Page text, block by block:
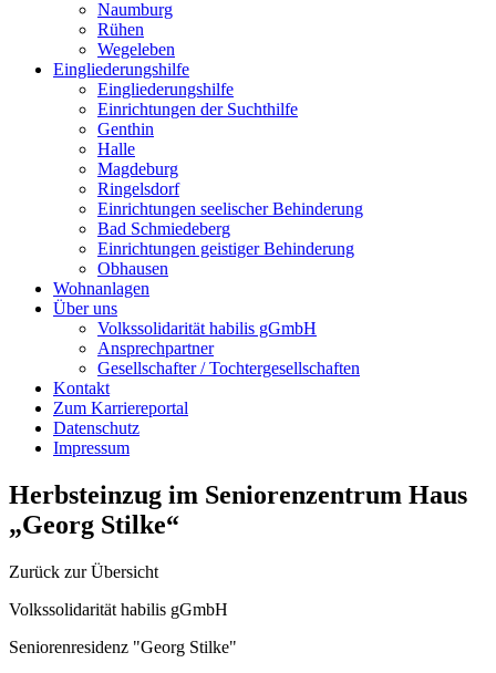
Naumburg
Rühen
Wegeleben
Eingliederungshilfe
Eingliederungshilfe
Einrichtungen der Suchthilfe
Genthin
Halle
Magdeburg
Ringelsdorf
Einrichtungen seelischer Behinderung
Bad Schmiedeberg
Einrichtungen geistiger Behinderung
Obhausen
Wohnanlagen
Über uns
Volkssolidarität habilis gGmbH
Ansprechpartner
Gesellschafter / Tochtergesellschaften
Kontakt
Zum Karriereportal
Datenschutz
Impressum
Herbsteinzug im Seniorenzentrum Haus
„Georg Stilke“
Zurück zur Übersicht
Volkssolidarität habilis gGmbH
Seniorenresidenz "Georg Stilke"